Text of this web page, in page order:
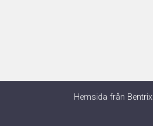
Hemsida från Bentrix